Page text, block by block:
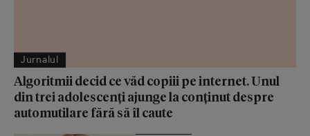
Jurnalul
Algoritmii decid ce văd copiii pe internet. Unul
din trei adolescenți ajunge la conținut despre
automutilare fără să îl caute